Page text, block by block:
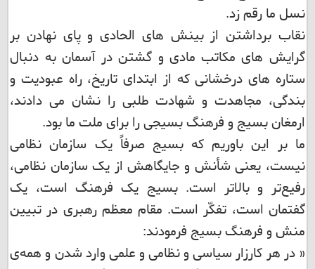
نسل ما رقم زد.
نقاب برداشتن از بینش های الحادی و پای نهادن بر
گرایش های مکاتب مادی و گشتن در آسمان به دنبال
ستاره های درخشانی که از ابتدای تاریخ، راه عبودیت و
بندگی، مجاهدت و شهادت طلبی را نشان می دادند،
ارمغان بسیج و فرهنگ بسیجی را برای ملت ما بود.
ما بر این باوریم که بسیج صرفاً یک سازمان نظامی
نیست، یعنی شأنش و جایگاهش از یک سازمان نظامی،
رفیع‌تر و بالاتر است. بسیج یک فرهنگ است، یک
گفتمان است، تفکّر است. مقام معظم رهبری در تبیین
منش و فرهنگ بسیج فرمودند:
« در هر کارزار سیاسی و نظامی و علمی وارد شدن و همه‌ی